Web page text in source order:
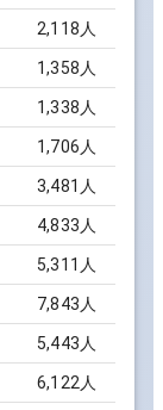
2,118 人
1,358 人
1,338 人
1,706 人
3,481 人
4,833 人
5,311 人
7,843 人
5,443 人
6,122 人